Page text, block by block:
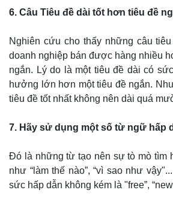
6. Câu Tiêu đề dài tốt hơn tiêu đề
Nghiên cứu cho thấy những câu
doanh nghiệp bán được hàng nhiều
ngắn. Lý do là một tiêu đề dài có
hưởng lớn hơn một tiêu đề ngắn.
tiêu đề tốt nhất không nên dài quá
7. Hãy sử dụng một số từ ngữ hấp
Đó là những từ tạo nên sự tò mò tìm
như “làm thế nào”, “vì sao như
sức hấp dẫn không kém là "free”,